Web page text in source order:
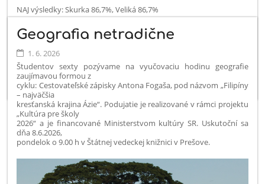
NAJ výsledky: Skurka 86,7%, Veliká 86,7%
Priemer žiakov triedy 61,94%, celoslovenský priemer všetky ZŠ
55,9%.
NAJ výsledky: Pecuchová 100%, Harničárová 96,7%
Geografia netradične
1. 6. 2026
Študentov sexty pozývame na vyučovaciu hodinu geografie
zaujímavou formou z
cyklu: Cestovateľské zápisky Antona Fogaša, pod názvom „Filipíny
– najväčšia
kresťanská krajina Ázie“. Podujatie je realizované v rámci projektu
„Kultúra pre školy
2026“ a je financované Ministerstvom kultúry SR. Uskutoční sa
dňa 8.6.2026,
pondelok o 9.00 h v Štátnej vedeckej knižnici v Prešove.